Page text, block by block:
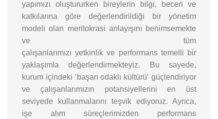
yapımızı oluştururken bireylerin bilgi, beceri ve
katkılarına göre değerlendirildiği bir yönetim
modeli olan meritokrasi anlayışını benimsemekte
ve tüm
çalışanlarımızı yetkinlik ve performans temelli bir
yaklaşımla değerlendirmekteyiz. Bu sayede,
kurum içindeki ‘başarı odaklı kültürü’ güçlendiriyor
ve çalışanlarımızın potansiyellerini en üst
seviyede kullanmalarını teşvik ediyoruz. Ayrıca,
işe alım süreçlerimizden performans